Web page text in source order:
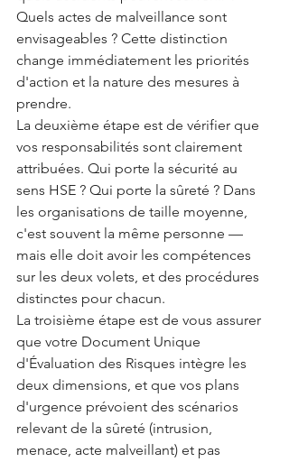
Quels actes de malveillance sont
envisageables ? Cette distinction
change immédiatement les priorités
d'action et la nature des mesures à
prendre.
La deuxième étape est de vérifier que
vos responsabilités sont clairement
attribuées. Qui porte la sécurité au
sens HSE ? Qui porte la sûreté ? Dans
les organisations de taille moyenne,
c'est souvent la même personne —
mais elle doit avoir les compétences
sur les deux volets, et des procédures
distinctes pour chacun.
La troisième étape est de vous assurer
que votre Document Unique
d'Évaluation des Risques intègre les
deux dimensions, et que vos plans
d'urgence prévoient des scénarios
relevant de la sûreté (intrusion,
menace, acte malveillant) et pas